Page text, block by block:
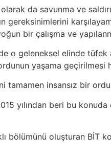
da savunma ve
gereksinimlerini
bir çalışma ve
o geleneksel elinde
yaşama geçirilmesi
tamamen insansız bir
yılından beri bu
bölümünü oluşturan